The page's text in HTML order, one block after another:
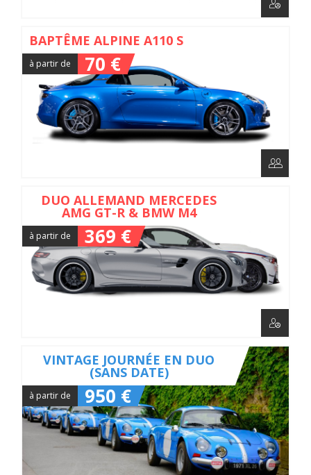
BAPTÊME ALPINE A110 S
à partir de 70 €
DUO ALLEMAND MERCEDES
AMG GT-R & BMW M4
à partir de 369 €
VINTAGE JOURNÉE EN DUO
(SANS DATE)
à partir de 950 €